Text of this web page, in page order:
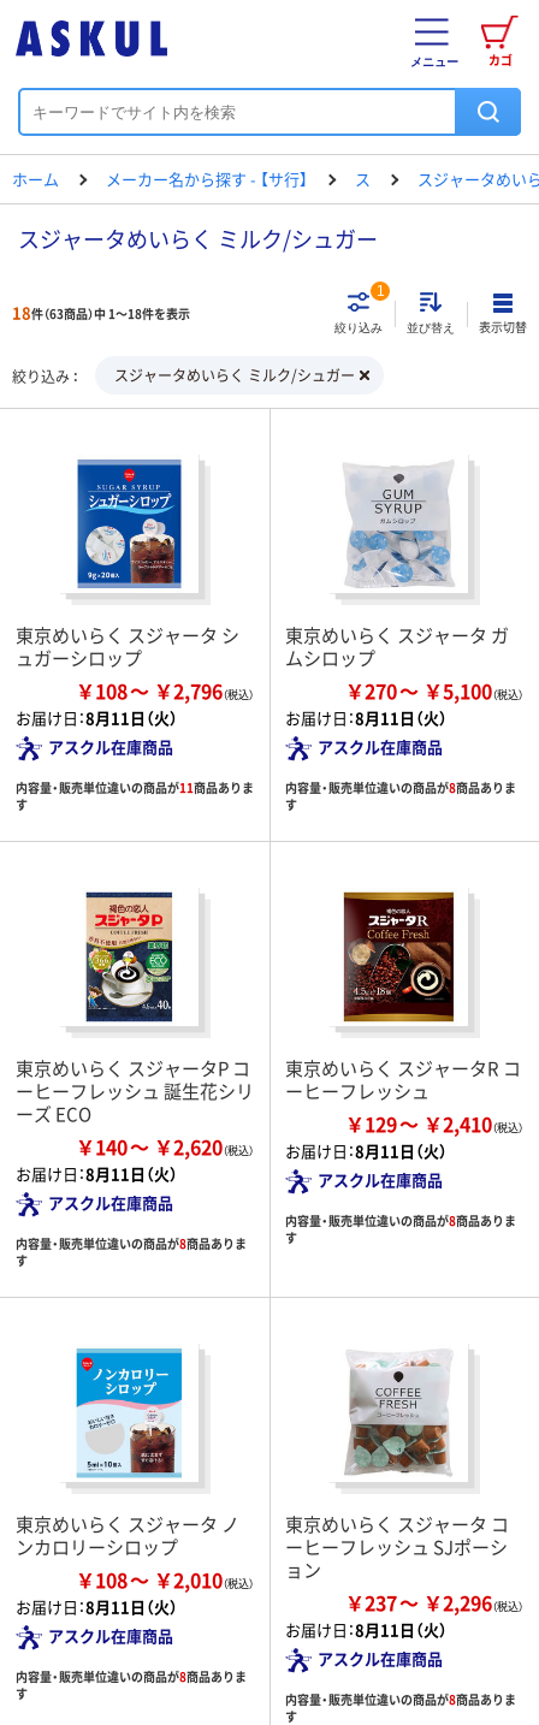
カゴ
メニュー
ホーム メーカー名から探す - 【サ行】 ス スジャータめい
スジャータめいらく ミルク/シュガー
18件（63商品）中 1～18件を表示
絞り込み
1
並び替え 表示切替
絞り込み スジャータめいらく ミルク/シュガー
東京めいらく スジャータ シ
ュガーシロップ
￥108 ￥2,796
お届け日：8月11日（火）
アスクル在庫商品
内容量・販売単位違いの商品が11商品ありま
す
東京めいらく スジャータ ガ
ムシロップ
￥270 ￥5,100
お届け日：8月11日（火）
アスクル在庫商品
内容量・販売単位違いの商品が8商品ありま
す
東京めいらく スジャータP コ
ーヒーフレッシュ 誕生花シリ
ーズ ECO
￥140 ￥2,620
お届け日：8月11日（火）
アスクル在庫商品
内容量・販売単位違いの商品が8商品ありま
す
東京めいらく スジャータR コ
ーヒーフレッシュ
￥129 ￥2,410
お届け日：8月11日（火）
アスクル在庫商品
内容量・販売単位違いの商品が8商品ありま
す
東京めいらく スジャータ ノ
ンカロリーシロップ
￥108 ￥2,010
お届け日：8月11日（火）
アスクル在庫商品
内容量・販売単位違いの商品が8商品ありま
す
東京めいらく スジャータ コ
ーヒーフレッシュ SJポーシ
ョン
￥237 ￥2,296
お届け日：8月11日（火）
アスクル在庫商品
内容量・販売単位違いの商品が8商品ありま
す